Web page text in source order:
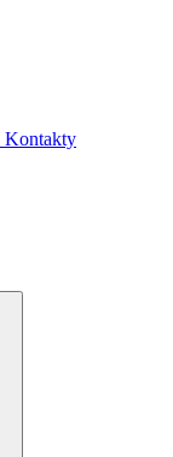
Kontakty